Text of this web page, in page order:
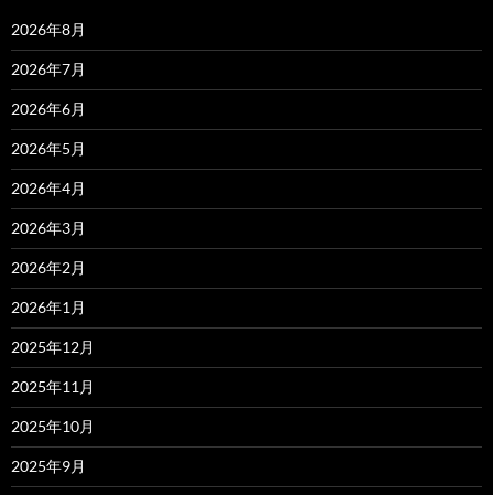
2026年8月
2026年7月
2026年6月
2026年5月
2026年4月
2026年3月
2026年2月
2026年1月
2025年12月
2025年11月
2025年10月
2025年9月